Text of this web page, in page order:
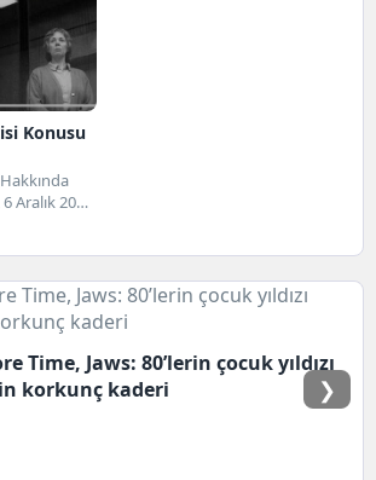
Konusu
Aralık 2021
Time, Jaws: 80’lerin çocuk yıldızı
korkunç kaderi
❯